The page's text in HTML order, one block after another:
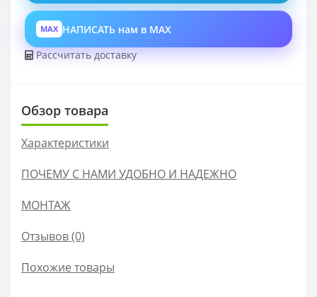
MAX НАПИСАТЬ нам в MAX
Рассчитать доставку
Обзор товара
Характеристики
ПОЧЕМУ С НАМИ УДОБНО И НАДЕЖНО
МОНТАЖ
Отзывов (0)
Похожие товары